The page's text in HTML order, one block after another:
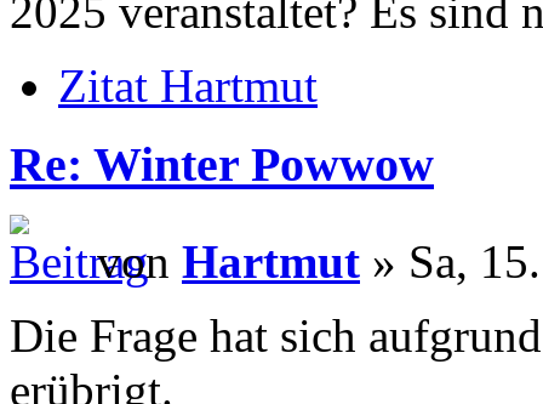
2025 veranstaltet? Es sind
Zitat Hartmut
Re: Winter Powwow
von Hartmut » Sa,
Die Frage hat sich
erübrigt.